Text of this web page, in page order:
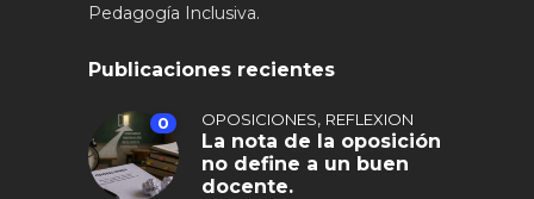
Pedagogía Inclusiva.
Publicaciones recientes
0 OPOSICIONES, REFLEXION
La nota de la oposición
no define a un buen
docente.